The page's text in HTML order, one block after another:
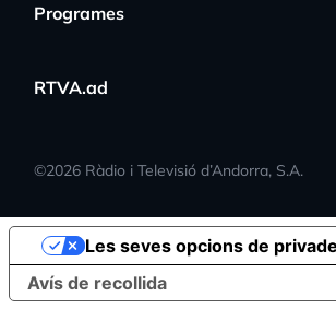
Programes
RTVA.ad
©2026 Ràdio i Televisió d’Andorra, S.A.
Avís de recollida
Les seves opcions de